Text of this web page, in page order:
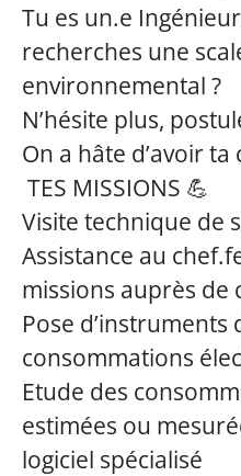
Tu es un.e
recherches une
environnemental ?
N’hésite plus,
On a hâte d’avoir ta
TES MISSIONS 💪
Visite technique de
Assistance au
missions auprès de
Pose d’instruments
consommations
Etude des
estimées ou
logiciel spécialisé